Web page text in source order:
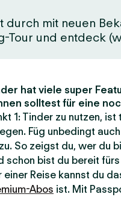
mit neuen
und entdeck
hat viele super
solltest für eine
1: Tinder zu nutzen,
Füg unbedingt
So zeigst du, wer du
schon bist du bereit fürs
einer Reise kannst du
Abos ist. Mit